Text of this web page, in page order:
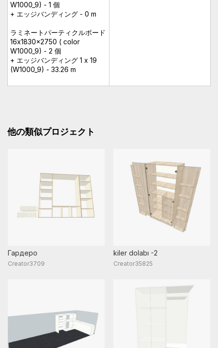
W1000_9) - 1 個
+ エッジバンディング - 0 m
ラミネートパーティクルボード
16x1830x2750 ( color
W1000_9) - 2 個
+ エッジバンディング 1 x 19
(W1000_9) - 33.26 m
他の類似プロジェクト
Гардеро
Creator3709
kiler dolabı -2
Creator35825